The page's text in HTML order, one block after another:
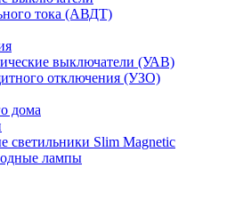
тока (АВДТ)
выключатели (УАВ)
отключения (УЗО)
дома
светильники Slim Magnetic
лампы